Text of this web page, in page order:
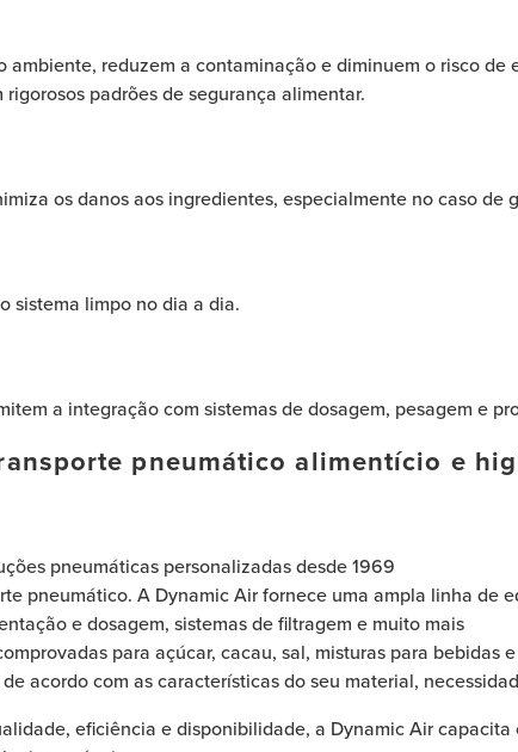
reduzem a contaminação e diminuem o risco
padrões de segurança alimentar.
os danos aos ingredientes, especialmente no caso de
sistema limpo no dia a dia.
a integração com sistemas de dosagem, pesagem e
pneumático alimentício e
pneumáticas personalizadas desde 1969
pneumático. A Dynamic Air fornece uma ampla linha de
e dosagem, sistemas de filtragem e muito mais
para açúcar, cacau, sal, misturas para bebidas
acordo com as características do seu material,
eficiência e disponibilidade, a Dynamic Air